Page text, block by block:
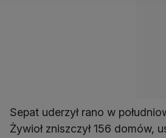
Sepat uderzył rano w
Żywioł zniszczył 156 domów,